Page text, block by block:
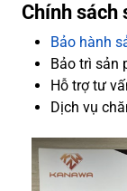
Chính sách
Bảo hành
Bảo trì sản
Hỗ trợ tư
Dịch vụ